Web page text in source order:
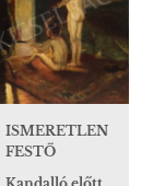
ISMERETLEN
FESTŐ